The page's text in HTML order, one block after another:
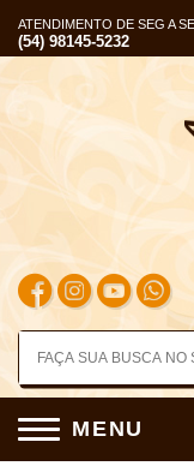
ATENDIMENTO DE SEG A
(54) 98145-5232
MENU